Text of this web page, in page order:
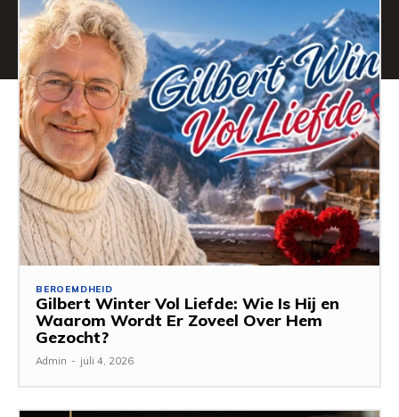
BEROEMDHEID
Gilbert Winter Vol Liefde: Wie Is Hij en
Waarom Wordt Er Zoveel Over Hem
Gezocht?
Admin - juli 4, 2026